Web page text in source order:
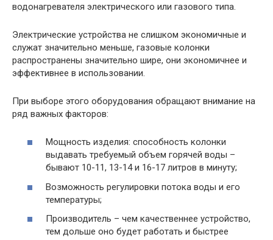
водонагревателя электрического или газового типа.
Электрические устройства не слишком экономичные и
служат значительно меньше, газовые колонки
распространены значительно шире, они экономичнее и
эффективнее в использовании.
При выборе этого оборудования обращают внимание на
ряд важных факторов:
Мощность изделия: способность колонки
выдавать требуемый объем горячей воды –
бывают 10-11, 13-14 и 16-17 литров в минуту;
Возможность регулировки потока воды и его
температуры;
Производитель – чем качественнее устройство,
тем дольше оно будет работать и быстрее